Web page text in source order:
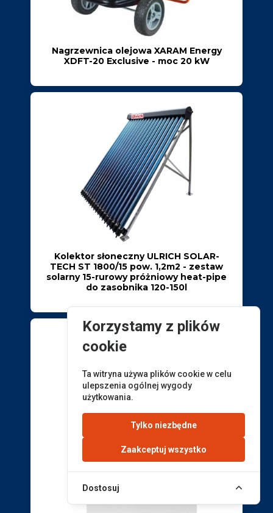
Nagrzewnica olejowa XARAM Energy
XDFT-20 Exclusive - moc 20 kW
Kolektor słoneczny ULRICH SOLAR-
TECH ST 1800/15 pow. 1,2m2 - zestaw
solarny 15-rurowy próżniowy heat-pipe
do zasobnika 120-150l
Korzystamy z plików
cookie
Ta witryna używa plików cookie w celu
ulepszenia ogólnej wygody
użytkowania.
Tylko niezbędne
Zaakceptuj wszystko
Dostosuj